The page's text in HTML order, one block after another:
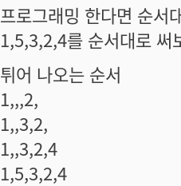
프로그래밍 한다면 순서
1,5,3,2,4를 순서대로 써
튀어 나오는 순서
1,,,2,
1,,3,2,
1,,3,2,4
1,5,3,2,4